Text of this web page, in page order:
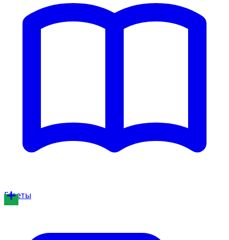
Газеты